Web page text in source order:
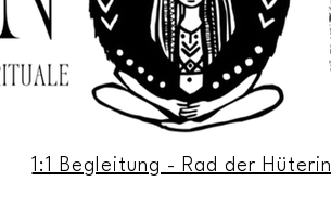
1:1 Begleitung - Rad der Hüterin